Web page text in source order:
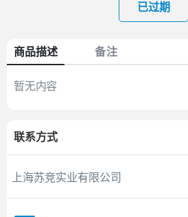
已过期
商品描述 备注
暂无内容
联系方式
上海苏竞实业有限公司